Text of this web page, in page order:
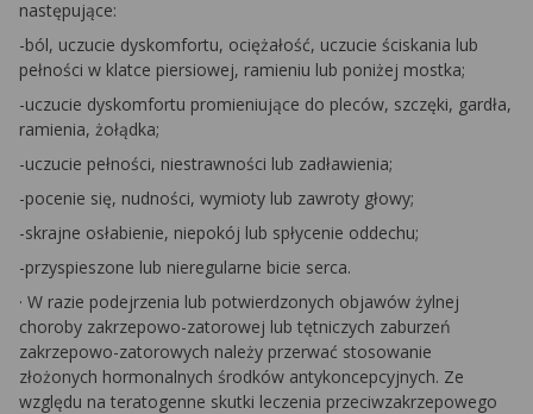
następujące:
-ból, uczucie dyskomfortu, ociężałość, uczucie ściskania lub
pełności w klatce piersiowej, ramieniu lub poniżej mostka;
-uczucie dyskomfortu promieniujące do pleców, szczęki, gardła,
ramienia, żołądka;
-uczucie pełności, niestrawności lub zadławienia;
-pocenie się, nudności, wymioty lub zawroty głowy;
-skrajne osłabienie, niepokój lub spłycenie oddechu;
-przyspieszone lub nieregularne bicie serca.
· W razie podejrzenia lub potwierdzonych objawów żylnej
choroby zakrzepowo-zatorowej lub tętniczych zaburzeń
zakrzepowo-zatorowych należy przerwać stosowanie
złożonych hormonalnych środków antykoncepcyjnych. Ze
względu na teratogenne skutki leczenia przeciwzakrzepowego